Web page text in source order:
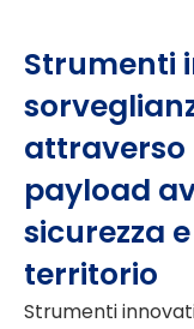
Strumenti
attraverso
payload
sicurezza
territorio
Strumenti